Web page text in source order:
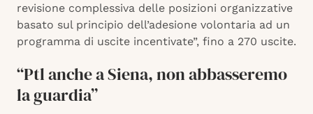
revisione complessiva delle posizioni organizzative
basato sul principio dell’adesione volontaria ad un
programma di uscite incentivate”, fino a 270 uscite.
“Ptl anche a Siena, non abbasseremo
la guardia”